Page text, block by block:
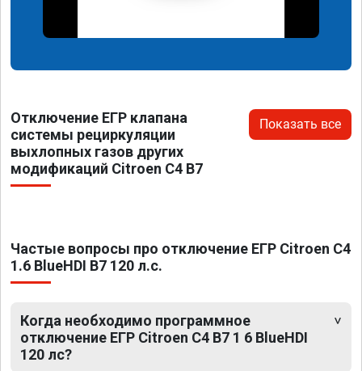
Отключение ЕГР клапана
системы рециркуляции
выхлопных газов других
модификаций Citroen C4 B7
Показать все
Частые вопросы про отключение ЕГР Citroen C4
1.6 BlueHDI B7 120 л.с.
Когда необходимо программное
отключение ЕГР Citroen C4 B7 1 6 BlueHDI
120 лс?